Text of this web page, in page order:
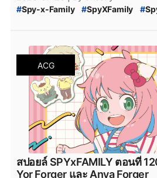
#Spy-x-Family #SpyXFamily #
SPY_x_FAMILY_Season3 #
SPYxFAMILY_ภาคต่อ #
SPYxFAMILY_ภาคใหม่
SPY-
SPY_x_Family_อ่านที่ไหน #
SPY_x_FAMILY_Manga #
SPY_x_FAMILY_MANGA_Plus #
MANGA_Plus #สปาย_×_แฟมิลี #
สายลับ #การ์ตูนสายลับ #มังงะ #มั
Bilbili bilibili #
สปาย_x_แฟมิลี่_121 #
#สปายแฟมิลี่_ตอนล่าสุด # สปาย_x_แ
ACG
สปอยล์ SPYxFAMILY ตอนที่
Yor Forger และ Anya Forger